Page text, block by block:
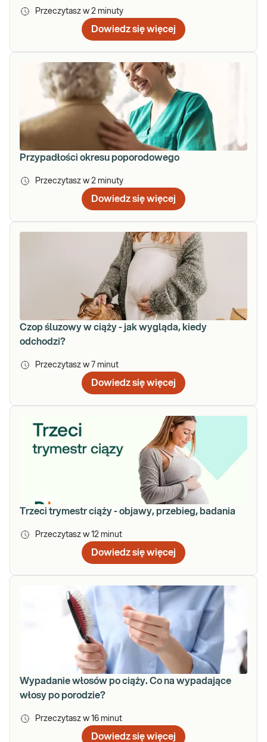
Przeczytasz w 2 minuty
Dowiedz się więcej
Przypadłości okresu poporodowego
Przeczytasz w 2 minuty
Dowiedz się więcej
Czop śluzowy w ciąży - jak wygląda, kiedy
odchodzi?
Przeczytasz w 7 minut
Dowiedz się więcej
Trzeci trymestr ciąży - objawy, przebieg, badania
Przeczytasz w 12 minut
Dowiedz się więcej
Wypadanie włosów po ciąży. Co na wypadające
włosy po porodzie?
Przeczytasz w 16 minut
Dowiedz się więcej